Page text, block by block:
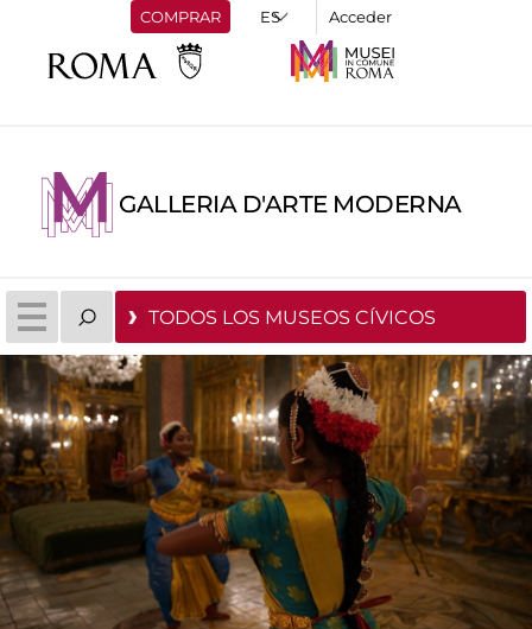
COMPRAR Acceder
GALLERIA D'ARTE MODERNA
TODOS LOS MUSEOS CÍVICOS